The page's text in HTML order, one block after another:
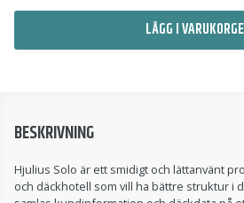
LÄGG I
BESKRIVNING
Hjulius Solo är ett smidigt och lättanvänt
och däckhotell som vill ha bättre struktur i